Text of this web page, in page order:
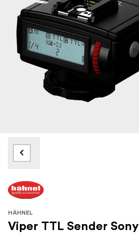
HÄHNEL
Viper TTL Sender Sony